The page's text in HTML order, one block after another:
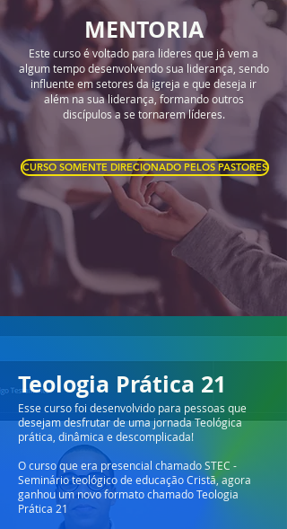
MENTORIA
Este curso é voltado para lideres que já vem a
algum tempo desenvolvendo sua liderança, sendo
influente em setores da igreja e que deseja ir
além na sua liderança, formando outros
discípulos a se tornarem líderes.
CURSO SOMENTE DIRECIONADO PELOS PASTORES
Teologia Prática 21
Esse curso foi desenvolvido para pessoas que
desejam desfrutar de uma jornada Teológica
prática, dinâmica e descomplicada!
O curso que era presencial chamado STEC -
Seminário teológico de educação Cristã, agora
ganhou um novo formato chamado Teologia
Prática 21